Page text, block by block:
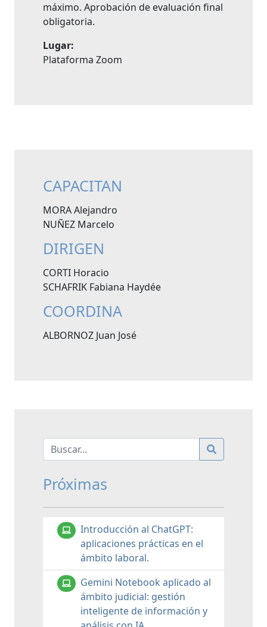
máximo. Aprobación de evaluación final
obligatoria.
Lugar:
Plataforma Zoom
CAPACITAN
MORA Alejandro
NUÑEZ Marcelo
DIRIGEN
CORTI Horacio
SCHAFRIK Fabiana Haydée
COORDINA
ALBORNOZ Juan José
Próximas
Introducción al ChatGPT:
aplicaciones prácticas en el
ámbito laboral.
Gemini Notebook aplicado al
ámbito judicial: gestión
inteligente de información y